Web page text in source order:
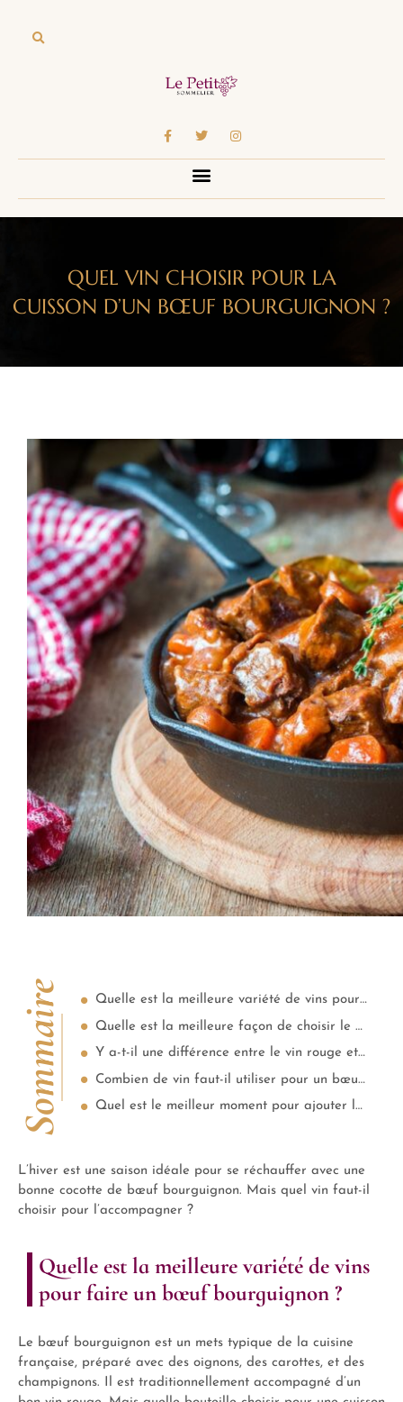
QUEL VIN CHOISIR POUR LA
CUISSON D’UN BŒUF BOURGUIGNON ?
Sommaire
Quelle est la meilleure variété de vins pour faire un bœuf bourguignon ?
Quelle est la meilleure façon de choisir le vin pour un bœuf bourguignon ?
Y a-t-il une différence entre le vin rouge et le vin blanc pour un bœuf bourguignon ?
Combien de vin faut-il utiliser pour un bœuf bourguignon ?
Quel est le meilleur moment pour ajouter le vin dans la recette de bœuf bourguignon ?
L’hiver est une saison idéale pour se réchauffer avec une
bonne cocotte de bœuf bourguignon. Mais quel vin faut-il
choisir pour l’accompagner ?
Quelle est la meilleure variété de vins
pour faire un bœuf bourguignon ?
Le bœuf bourguignon est un mets typique de la cuisine
française, préparé avec des oignons, des carottes, et des
champignons. Il est traditionnellement accompagné d’un